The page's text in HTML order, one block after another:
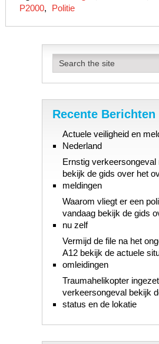
P2000, Politie
Recente Berichten
Actuele veiligheid en
Nederland
Ernstig verkeersongeval
bekijk de gids over het
meldingen
Waarom vliegt er een
vandaag bekijk de gids
nu zelf
Vermijd de file na het
A12 bekijk de actuele
omleidingen
Traumahelikopter
verkeersongeval bekijk
status en de lokatie